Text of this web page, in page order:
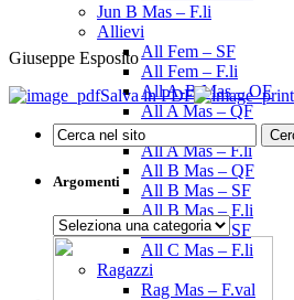
Jun B Mas – F.li
Allievi
All Fem – SF
All Fem – F.li
All A-B Mas – OF
All A Mas – QF
All A Mas – SF
All A Mas – F.li
All B Mas – QF
All B Mas – SF
All B Mas – F.li
All C Mas – SF
All C Mas – F.li
Ragazzi
Rag Mas – F.val
Giuseppe Esposito
Salva in PDF
Argomenti
Argomenti